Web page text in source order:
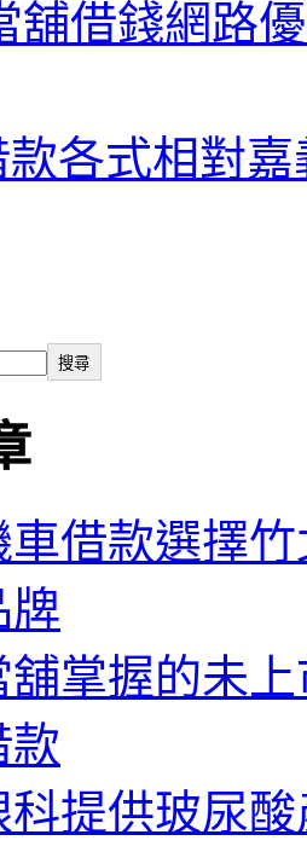
舖借錢網路
各式相對
搜尋
車借款選擇
牌
舖掌握的未
款
科提供玻尿